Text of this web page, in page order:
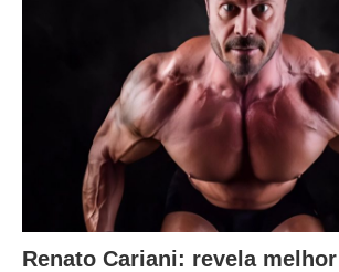
Renato Cariani: revela